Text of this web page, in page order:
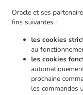
Oracle et ses
fins suivantes :
les cookies
au
les cookies
prochaine
les commandes
livraison Chapelle-lez-Herlaimont
. Pizza
Pizza Service de livraison
Service de livraison Leval Leval-
de livraison Courcelles Souvret .